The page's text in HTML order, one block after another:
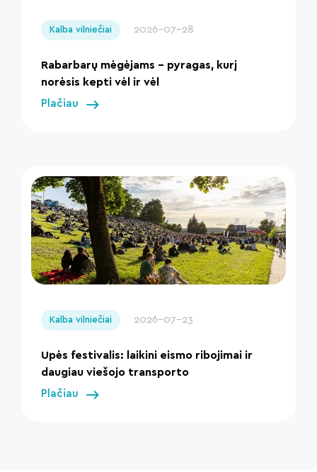
Kalba vilniečiai 2026-07-28
Rabarbarų mėgėjams – pyragas, kurį
norėsis kepti vėl ir vėl
Plačiau
Kalba vilniečiai 2026-07-23
Upės festivalis: laikini eismo ribojimai ir
daugiau viešojo transporto
Plačiau